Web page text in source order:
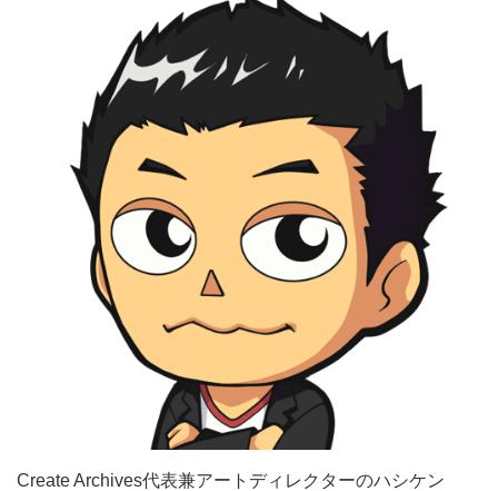
Create Archives代表兼アートディレクターのハシケン